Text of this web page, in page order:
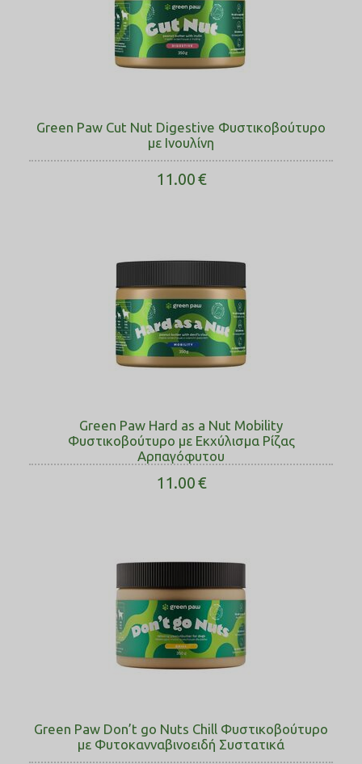
Green Paw Cut Nut Digestive Φυστικοβούτυρο
με Ινουλίνη
11.00€
Green Paw Hard as a Νut Mobility
Φυστικοβούτυρο με Εκχύλισμα Ρίζας
Αρπαγόφυτου
11.00€
Green Paw Don’t go Nuts Chill Φυστικοβούτυρο
με Φυτοκανναβινοειδή Συστατικά